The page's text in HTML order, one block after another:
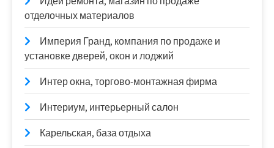
отделочных материалов
Империя Гранд, компания по продаже и
установке дверей, окон и лоджий
Интер окна, торгово-монтажная фирма
Интериум, интерьерный салон
Карельская, база отдыха